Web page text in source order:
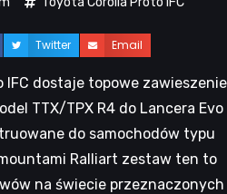
Twitter Email
IFC dostaje topowe zawieszenie
TTX/TPX R4 do Lancera Evo
do samochodów typu
Ralliart zestaw ten to
na świecie przeznaczonych